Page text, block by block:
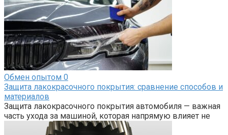
Обмен опытом 0
Защита лакокрасочного покрытия: сравнение способов и
материалов
Защита лакокрасочного покрытия автомобиля — важная
часть ухода за машиной, которая напрямую влияет не